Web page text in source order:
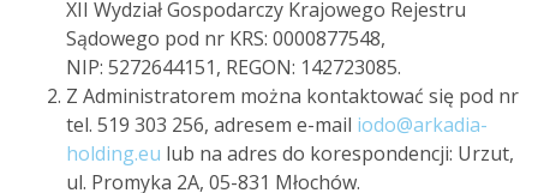
XII Wydział Gospodarczy Krajowego Rejestru
Sądowego pod nr KRS: 0000877548,
NIP: 5272644151, REGON: 142723085.
Z Administratorem można kontaktować się pod nr
tel. 519 303 256, adresem e-mail iodo@arkadia-
holding.eu lub na adres do korespondencji: Urzut,
ul. Promyka 2A, 05-831 Młochów.